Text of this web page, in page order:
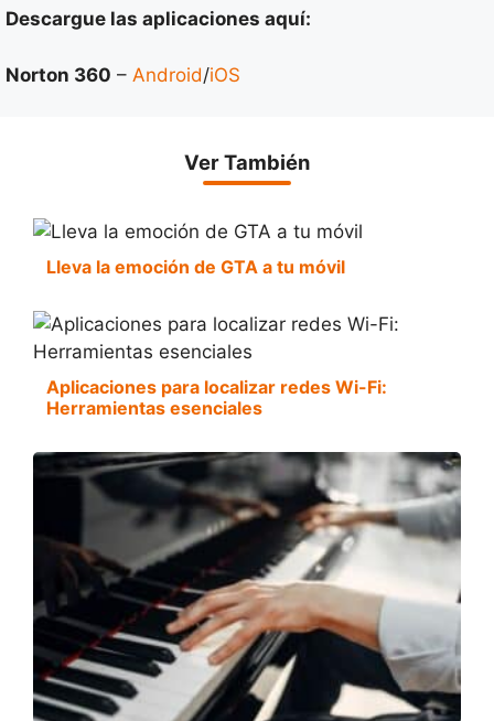
Descargue las aplicaciones aquí:
Norton 360 – Android/iOS
Ver También
Lleva la emoción de GTA a tu móvil
Aplicaciones para localizar redes Wi-Fi:
Herramientas esenciales